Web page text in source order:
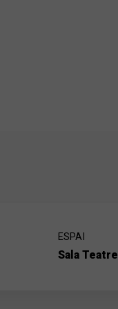
ESPAI
Sala Teatre